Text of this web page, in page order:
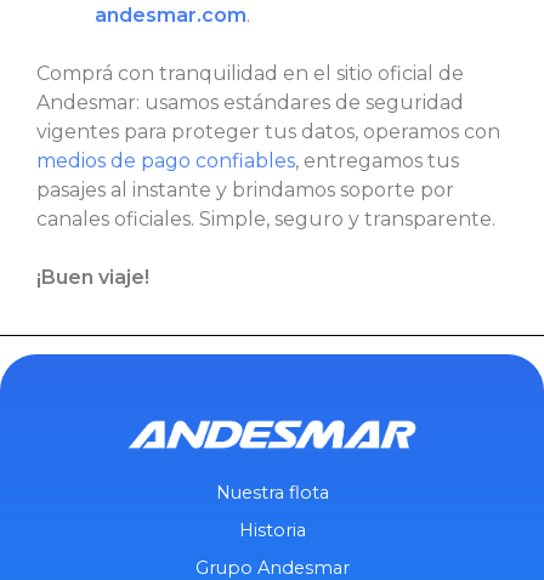
andesmar.com.
Comprá con tranquilidad en el sitio oficial de
Andesmar: usamos estándares de seguridad
vigentes para proteger tus datos, operamos con
medios de pago confiables, entregamos tus
pasajes al instante y brindamos soporte por
canales oficiales. Simple, seguro y transparente.
¡Buen viaje!
Nuestra flota
Historia
Grupo Andesmar